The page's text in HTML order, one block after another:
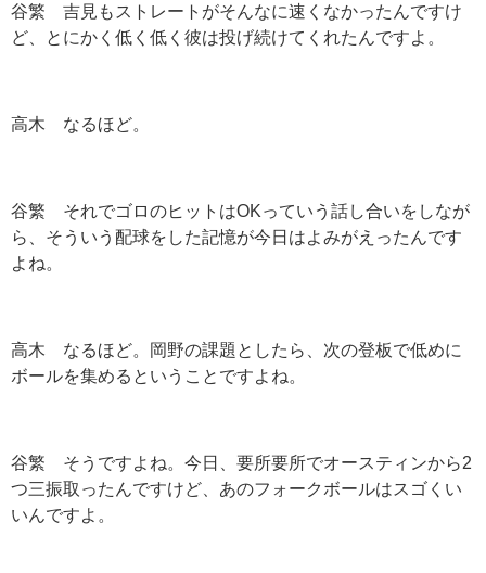
谷繁 吉見もストレートがそんなに速くなかったんですけ
ど、とにかく低く低く彼は投げ続けてくれたんですよ。
高木 なるほど。
谷繁 それでゴロのヒットはOKっていう話し合いをしなが
ら、そういう配球をした記憶が今日はよみがえったんです
よね。
高木 なるほど。岡野の課題としたら、次の登板で低めに
ボールを集めるということですよね。
谷繁 そうですよね。今日、要所要所でオースティンから2
つ三振取ったんですけど、あのフォークボールはスゴくい
いんですよ。